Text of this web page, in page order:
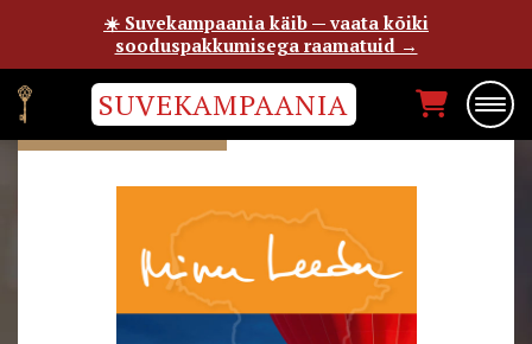
SUVEKAMPAANIA
SVEN VAHAR
☀️ Suvekampaania käib — vaata kõiki
sooduspakkumisega raamatuid →